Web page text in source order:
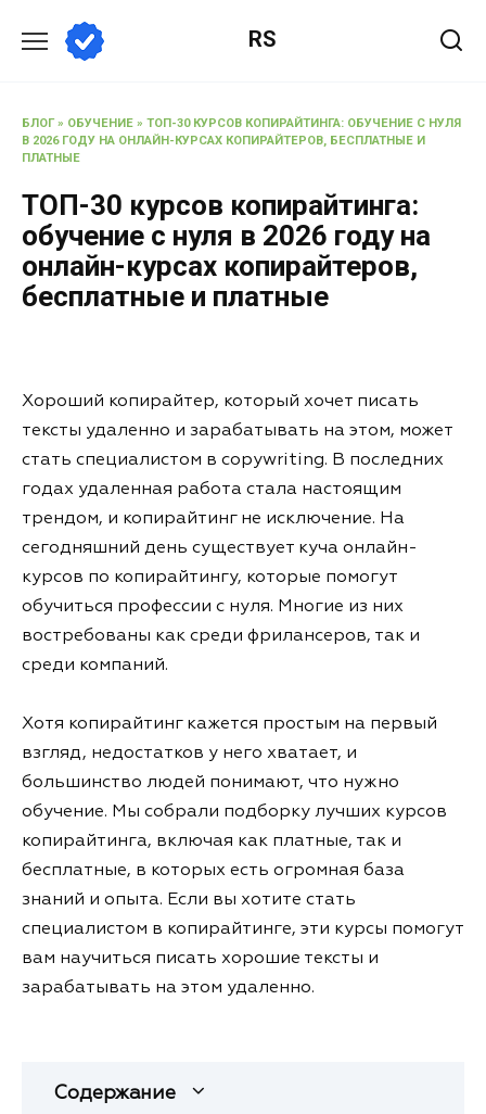
RS
БЛОГ» ОБУЧЕНИЕ » ТОП-30 КУРСОВ КОПИРАЙТИНГА: ОБУЧЕНИЕ С НУЛЯ
В 2026 ГОДУ НА ОНЛАЙН-КУРСАХ КОПИРАЙТЕРОВ, БЕСПЛАТНЫЕ И
ПЛАТНЫЕ
ТОП-30 курсов копирайтинга:
обучение с нуля в 2026 году на
онлайн-курсах копирайтеров,
бесплатные и платные
Хороший копирайтер, который хочет писать
тексты удаленно и зарабатывать на этом, может
стать специалистом в copywriting. В последних
годах удаленная работа стала настоящим
трендом, и копирайтинг не исключение. На
сегодняшний день существует куча онлайн-
курсов по копирайтингу, которые помогут
обучиться профессии с нуля. Многие из них
востребованы как среди фрилансеров, так и
среди компаний.
Хотя копирайтинг кажется простым на первый
взгляд, недостатков у него хватает, и
большинство людей понимают, что нужно
обучение. Мы собрали подборку лучших курсов
копирайтинга, включая как платные, так и
бесплатные, в которых есть огромная база
знаний и опыта. Если вы хотите стать
специалистом в копирайтинге, эти курсы помогут
вам научиться писать хорошие тексты и
зарабатывать на этом удаленно.
Содержание